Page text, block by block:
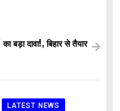
बड़ा दावा!, बिहार से तैयार
LATEST NEWS